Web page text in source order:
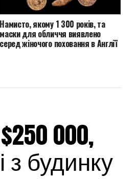
Намисто, якому 1 300 років, та
маски для обличчя виявлено
серед жіночого поховання в Англії
000,
будинку